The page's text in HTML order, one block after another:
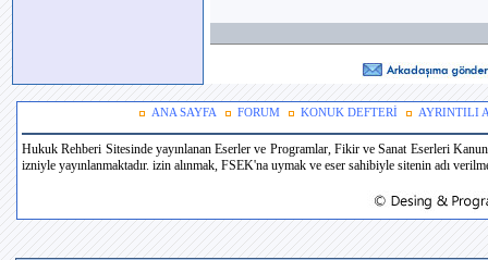
ANA SAYFA FORUM KONUK DEFTERİ AYRINTILI
Hukuk Rehberi Sitesinde yayınlanan Eserler ve Programlar, Fikir ve Sanat Eserleri
izniyle yayınlanmaktadır. izin alınmak, FSEK'na uymak ve eser sahibiyle sitenin adı